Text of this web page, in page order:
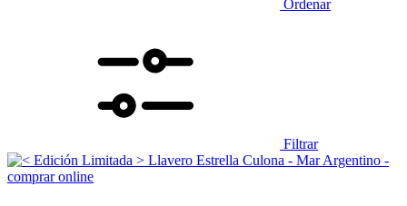
Ordenar
Filtrar